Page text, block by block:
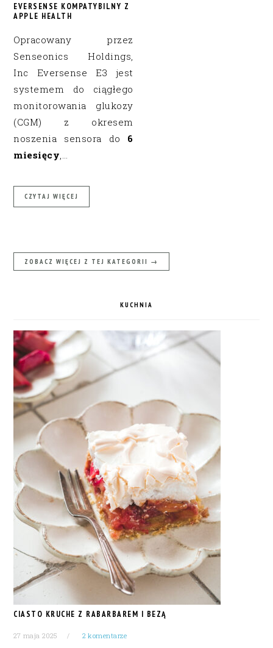
EVERSENSE KOMPATYBILNY Z
APPLE HEALTH
Opracowany przez
Senseonics Holdings,
Inc Eversense E3 jest
systemem do ciągłego
monitorowania glukozy
(CGM) z okresem
noszenia sensora do 6
miesięcy
CZYTAJ WIĘCEJ
ZOBACZ WIĘCEJ Z TEJ KATEGORII →
KUCHNIA
CIASTO KRUCHE Z RABARBAREM I BEZĄ
27 maja 2025 2 komentarze